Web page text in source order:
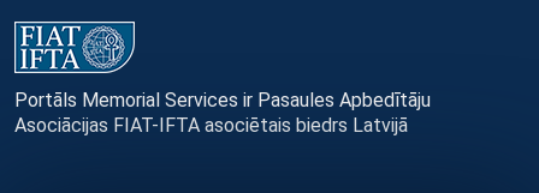
Portāls Memorial Services ir Pasaules Apbedītāju
Asociācijas FIAT-IFTA asociētais biedrs Latvijā